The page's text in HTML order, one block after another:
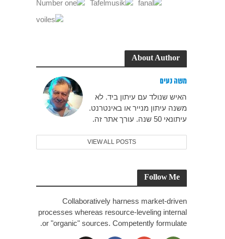
About Author
משה נעים
האיש שנולד עם עיתון ביד. לא
משנה עיתון מנייר או באינטרנט.
עיתונאי 50 שנה. עורך אתר זה.
VIEW ALL POSTS
Follow Me
Collaboratively harness market-driven
processes whereas resource-leveling internal
or "organic" sources. Competently formulate.